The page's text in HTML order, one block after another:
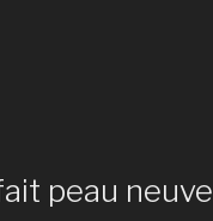
peau neuve